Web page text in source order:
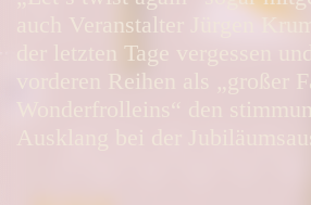
auch Veranstalter Jürgen
der letzten Tage vergessen
vorderen Reihen als „großer
Wonderfrolleins“ den
Ausklang bei der